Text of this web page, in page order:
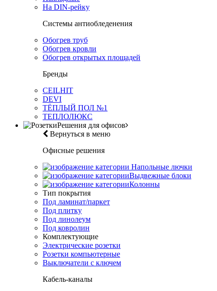
На DIN-рейку
Системы антиобледенения
Обогрев труб
Обогрев кровли
Обогрев открытых площадей
Бренды
CEILHIT
DEVI
ТЁПЛЫЙ ПОЛ №1
ТЕПЛОЛЮКС
Решения для офисов
Вернуться в меню
Офисные решения
Напольные лючки
Выдвежные блоки
Колонны
Тип покрытия
Под ламинат/паркет
Под плитку
Под линолеум
Под ковролин
Комплектующие
Электрические розетки
Розетки компьютерные
Выключатели с ключем
Кабель-каналы